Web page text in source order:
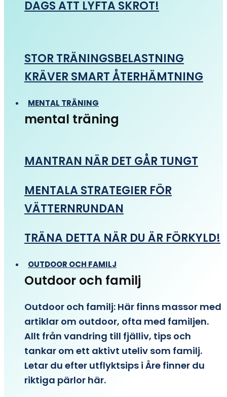
DAGS ATT LYFTA SKROT!
STOR TRÄNINGSBELASTNING
KRÄVER SMART ÅTERHÄMTNING
MENTAL TRÄNING
mental träning
MANTRAN NÄR DET GÅR TUNGT
MENTALA STRATEGIER FÖR
VÄTTERNRUNDAN
TRÄNA DETTA NÄR DU ÄR FÖRKYLD!
OUTDOOR OCH FAMILJ
Outdoor och familj
Outdoor och familj: Här finns massor med
artiklar om outdoor, ofta med familjen.
Allt från vandring till fjälliv, tips och
tankar om ett aktivt uteliv som familj.
Letar du efter utflyktsips i Åre finner du
riktiga pärlor här.